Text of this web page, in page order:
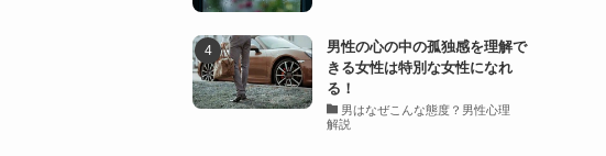
男性の心の中の孤独感を理解で
きる女性は特別な女性になれ
る！
男はなぜこんな態度？男性心理
解説